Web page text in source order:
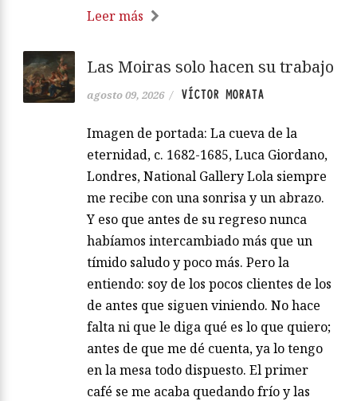
Leer más
Las Moiras solo hacen su trabajo
agosto 09, 2026 / VÍCTOR MORATA
Imagen de portada: La cueva de la
eternidad, c. 1682-1685, Luca Giordano,
Londres, National Gallery Lola siempre
me recibe con una sonrisa y un abrazo.
Y eso que antes de su regreso nunca
habíamos intercambiado más que un
tímido saludo y poco más. Pero la
entiendo: soy de los pocos clientes de los
de antes que siguen viniendo. No hace
falta ni que le diga qué es lo que quiero;
antes de que me dé cuenta, ya lo tengo
en la mesa todo dispuesto. El primer
café se me acaba quedando frío y las